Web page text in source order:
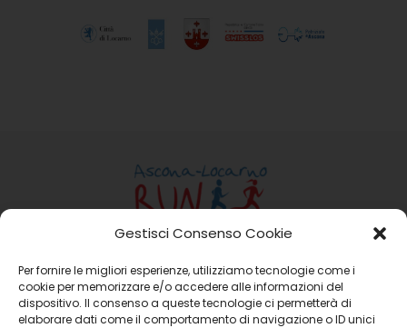
Gestisci Consenso Cookie
Per fornire le migliori esperienze, utilizziamo tecnologie come i
cookie per memorizzare e/o accedere alle informazioni del
dispositivo. Il consenso a queste tecnologie ci permetterà di
elaborare dati come il comportamento di navigazione o ID unici
Ass. Ascona-Locarno Run
Casella Postale 15 6648 Minusio
Email:info@ascona-locarno-run.ch